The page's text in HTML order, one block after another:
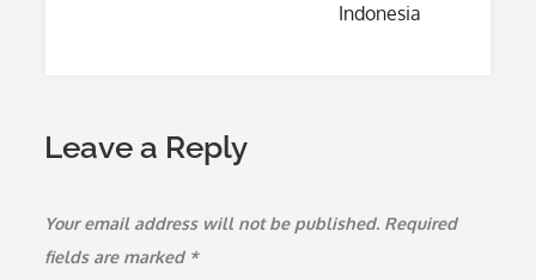
Indonesia
Leave a Reply
Your email address will not be published. Required
fields are marked *